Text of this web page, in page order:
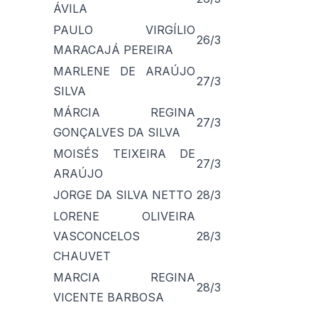
ÁVILA
PAULO VIRGÍLIO
MARACAJÁ PEREIRA
26/3
MARLENE DE ARAÚJO
SILVA
27/3
MÁRCIA REGINA
GONÇALVES DA SILVA
27/3
MOISÉS TEIXEIRA DE
ARAÚJO
27/3
JORGE DA SILVA NETTO 28/3
LORENE OLIVEIRA
VASCONCELOS
CHAUVET
28/3
MARCIA REGINA
VICENTE BARBOSA
28/3